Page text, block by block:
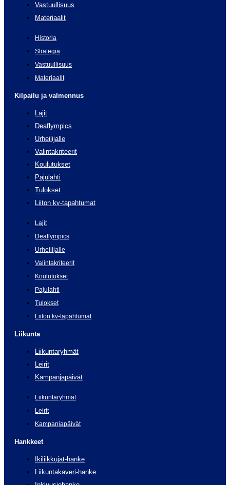
Vastuullisuus
Materiaalit
Historia
Strategia
Vastuullisuus
Materiaalit
Kilpailu ja valmennus
Lajit
Deaflympics
Urheilijalle
Valintakriteerit
Koulutukset
Pajulahti
Tulokset
Liiton kv-tapahtumat
Lajit
Deaflympics
Urheilijalle
Valintakriteerit
Koulutukset
Pajulahti
Tulokset
Liiton kv-tapahtumat
Liikunta
Liikuntaryhmät
Leirit
Kampanjapäivät
Liikuntaryhmät
Leirit
Kampanjapäivät
Hankkeet
Ikiliikkujat-hanke
Liikuntakaveri-hanke